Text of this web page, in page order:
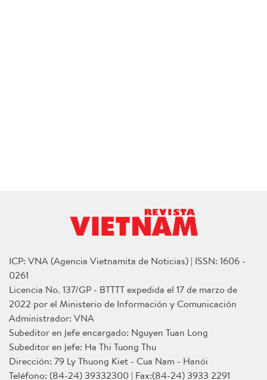
ICP: VNA (Agencia Vietnamita de Noticias) | ISSN: 1606 -
0261
Licencia No. 137/GP - BTTTT expedida el 17 de marzo de
2022 por el Ministerio de Información y Comunicación
Administrador: VNA
Subeditor en jefe encargado: Nguyen Tuan Long
Subeditor en jefe: Ha Thi Tuong Thu
Dirección: 79 Ly Thuong Kiet - Cua Nam - Hanói
Teléfono: (84-24) 39332300 | Fax:(84-24) 3933 2291